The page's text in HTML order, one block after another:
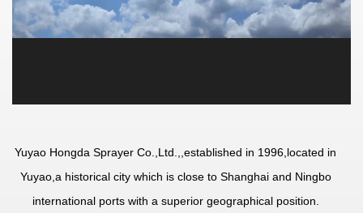
Yuyao Hongda Sprayer Co.,Ltd.,
,established in 1996,located in
Yuyao,a historical city which is close to Shanghai and Ningbo
international ports with a superior geographical position.